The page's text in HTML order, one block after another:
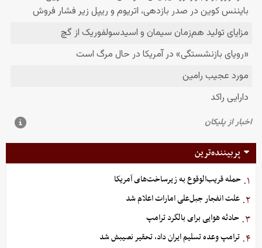
پربیننده‌ترین
۱. حمله قریب‌الوقوع به زیرساخت‌های آمریکا
۲. علت انفجار جبل‌علی امارات اعلام شد
۳. حادثه هوایی برای بالگرد ترامپ
۴. ترامپ وعده تسلیم ایران داد، تحقیر نصیبش شد